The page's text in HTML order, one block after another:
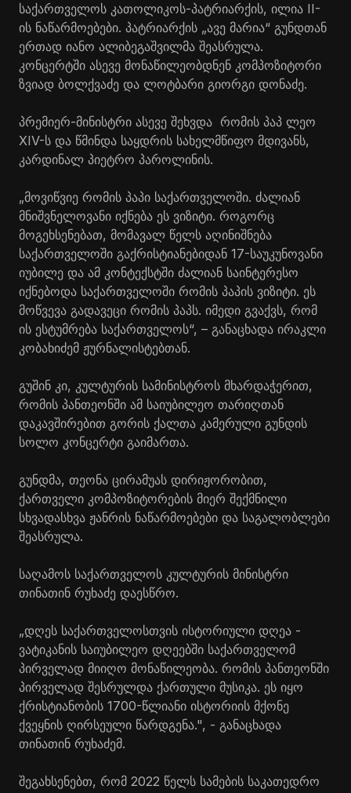
საქართველოს კათოლიკოს-პატრიარქის, ილია II-
ის ნაწარმოებები. პატრიარქის „ავე მარია“ გუნდთან
ერთად იანო ალიბეგაშვილმა შეასრულა.
კონცერტში ასევე მონაწილეობდნენ კომპოზიტორი
ზვიად ბოლქვაძე და ლოტბარი გიორგი დონაძე.
პრემიერ-მინისტრი ასევე შეხვდა რომის პაპ ლეო
XIV-ს და წმინდა საყდრის სახელმწიფო მდივანს,
კარდინალ პიეტრო პაროლინის.
„მოვიწვიე რომის პაპი საქართველოში. ძალიან
მნიშვნელოვანი იქნება ეს ვიზიტი. როგორც
მოგეხსენებათ, მომავალ წელს აღინიშნება
საქართველოში გაქრისტიანებიდან 17-საუკუნოვანი
იუბილე და ამ კონტექსტში ძალიან საინტერესო
იქნებოდა საქართველოში რომის პაპის ვიზიტი. ეს
მოწვევა გადავეცი რომის პაპს. იმედი გვაქვს, რომ
ის ესტუმრება საქართველოს“, – განაცხადა ირაკლი
კობახიძემ ჟურნალისტებთან.
გუშინ კი, კულტურის სამინისტროს მხარდაჭერით,
რომის პანთეონში ამ საიუბილეო თარიღთან
დაკავშირებით გორის ქალთა კამერული გუნდის
სოლო კონცერტი გაიმართა.
გუნდმა, თეონა ცირამუას დირიჟორობით,
ქართველი კომპოზიტორების მიერ შექმნილი
სხვადასხვა ჟანრის ნაწარმოებები და საგალობლები
შეასრულა.
საღამოს საქართველოს კულტურის მინისტრი
თინათინ რუხაძე დაესწრო.
„დღეს საქართველოსთვის ისტორიული დღეა -
ვატიკანის საიუბილეო დღეებში საქართველომ
პირველად მიიღო მონაწილეობა. რომის პანთეონში
პირველად შესრულდა ქართული მუსიკა. ეს იყო
ქრისტიანობის 1700-წლიანი ისტორიის მქონე
ქვეყნის ღირსეული წარდგენა.", - განაცხადა
თინათინ რუხაძემ.
შეგახსენებთ, რომ 2022 წელს სამების საკათედრო